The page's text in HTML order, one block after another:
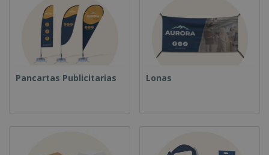
Pancartas Publicitarias Lonas